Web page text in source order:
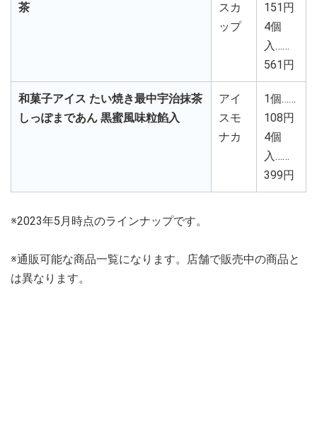
茶
スカ
ップ
151円
4個
入……
561円
和菓子アイス たい焼き最中宇治抹茶
しっぽまであん 黒蜜風味粒餡入
アイ
スモ
ナカ
1個……
108円
4個
入……
399円
※2023年5月時点のラインナップです。
※通販可能な商品一覧になります。店舗で販売中の商品と
は異なります。